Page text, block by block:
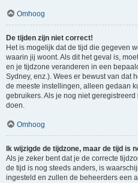
Omhoog
De tijden zijn niet correct!
Het is mogelijk dat de tijd die gegeven
waarin jij woont. Als dit het geval is,
en je tijdzone veranderen in een
Sydney, enz.). Wees er bewust van dat
de meeste instellingen, alleen gedaan
gebruikers. Als je nog niet
doen.
Omhoog
Ik wijzigde de tijdzone, maar de tijd is
Als je zeker bent dat je de correcte
de tijd is nog steeds anders, is
ingesteld en zullen de beheerders een